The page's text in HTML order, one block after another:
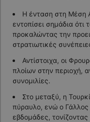
Η ένταση στη Μέση
εντοπίσει σημάδια
προκαλώντας την
στρατιωτικές
Αντίστοιχα, οι
πλοίων στην περιοχή,
συνομιλίες.
Στο μεταξύ, η
πύραυλο, ενώ ο Γάλλος
εβδομάδες,